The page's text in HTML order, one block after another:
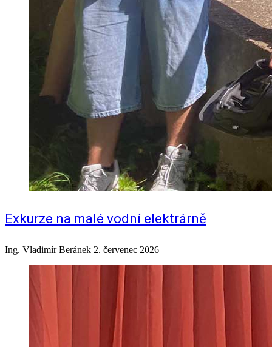
Exkurze na malé vodní elektrárně
Ing. Vladimír Beránek 2. červenec 2026